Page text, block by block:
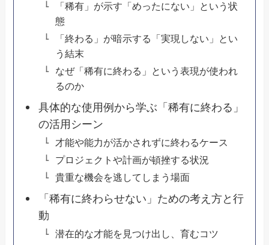
「稀有」が示す「めったにない」という状
態
「終わる」が暗示する「実現しない」とい
う結末
なぜ「稀有に終わる」という表現が使われ
るのか
具体的な使用例から学ぶ「稀有に終わる」
の活用シーン
才能や能力が活かされずに終わるケース
プロジェクトや計画が頓挫する状況
貴重な機会を逃してしまう場面
「稀有に終わらせない」ための考え方と行
動
潜在的な才能を見つけ出し、育むコツ